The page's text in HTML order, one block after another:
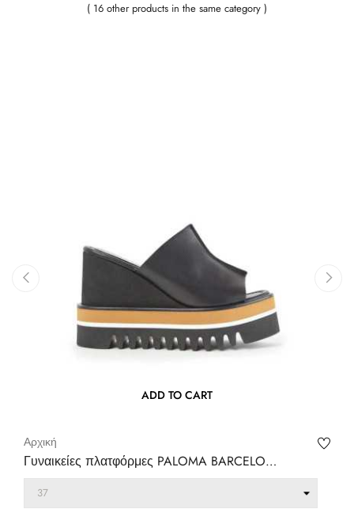
( 16 other products in the same category )
ADD TO CART
Αρχική
Γυναικείες πλατφόρμες PALOMA BARCELO
'Sainte'...